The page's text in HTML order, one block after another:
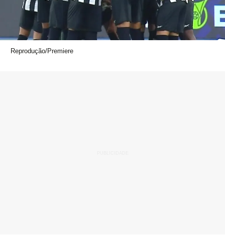
Reprodução/Premiere